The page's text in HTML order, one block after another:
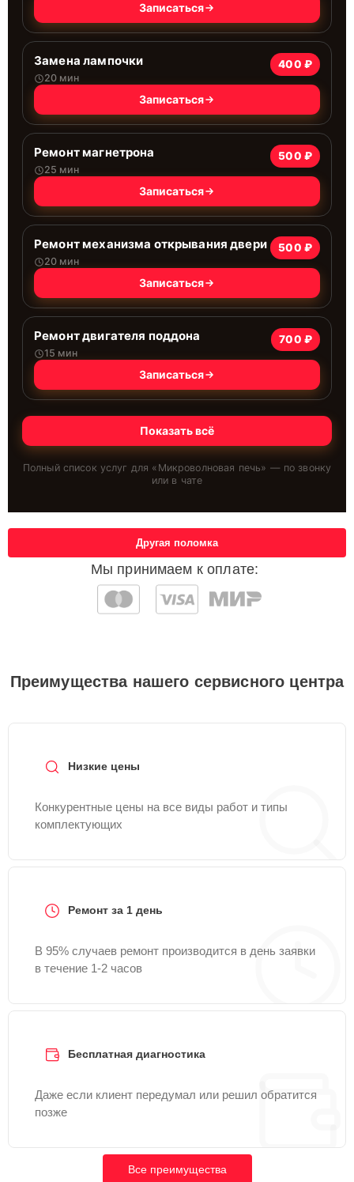
Записаться
Замена лампочки
20 мин
400 ₽
Записаться
Ремонт магнетрона
25 мин
500 ₽
Записаться
Ремонт механизма открывания двери
20 мин
500 ₽
Записаться
Ремонт двигателя поддона
15 мин
700 ₽
Записаться
Показать всё
Полный список услуг для « Микроволновая печь» — по звонку
или в чате
Мы принимаем к оплате:
Другая поломка
Преимущества нашего сервисного центра
Низкие цены
Конкурентные цены на все виды работ и типы
комплектующих
Ремонт за 1 день
В 95% случаев ремонт производится в день заявки
в течение 1-2 часов
Бесплатная диагностика
Даже если клиент передумал или решил обратится
позже
Все преимущества